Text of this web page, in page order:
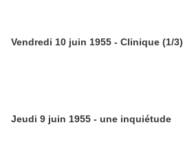
Vendredi 10 juin 1955 - Clinique (1/3)
Jeudi 9 juin 1955 - une inquiétude